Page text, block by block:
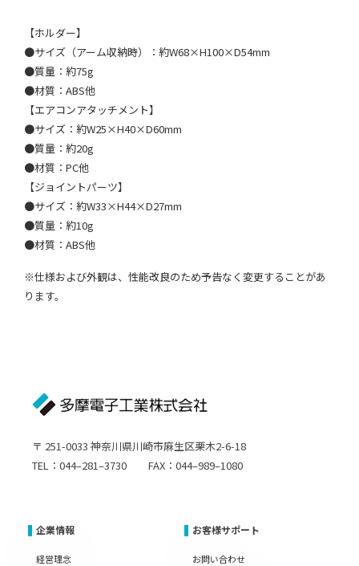
【ホルダー】
●サイズ（アーム収納時）：約W68×H100×D54mm
●質量：約75g
●材質：ABS他
【エアコンアタッチメント】
●サイズ：約W25×H40×D60mm
●質量：約20g
●材質：PC他
【ジョイントパーツ】
●サイズ：約W33×H44×D27mm
●質量：約10g
●材質：ABS他
※仕様および外観は、性能改良のため予告なく変更することがあ
ります。
〒 251-0033 神奈川県川崎市麻生区栗木2-6-18
TEL：044–281–3730 FAX：044–989–1080
企業情報
経営理念
お客様サポート
お問い合わせ